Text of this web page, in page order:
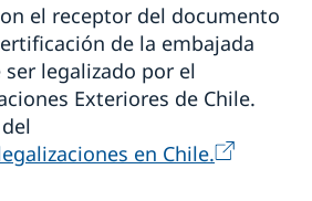
el receptor del documento
de la embajada
legalizado por el
Exteriores de Chile.
en Chile.